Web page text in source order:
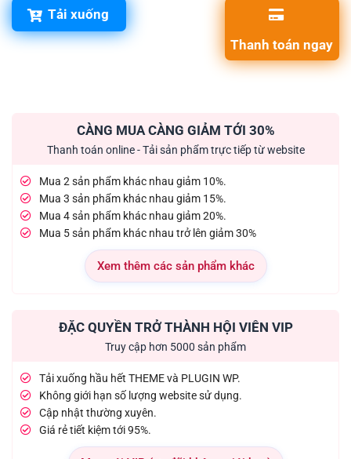
Tải xuống
Thanh toán ngay
CÀNG MUA CÀNG GIẢM TỚI 30%
Thanh toán online - Tải sản phẩm trực tiếp từ website
Mua 2 sản phẩm khác nhau giảm 10%.
Mua 3 sản phẩm khác nhau giảm 15%.
Mua 4 sản phẩm khác nhau giảm 20%.
Mua 5 sản phẩm khác nhau trở lên giảm 30%
Xem thêm các sản phẩm khác
ĐẶC QUYỀN TRỞ THÀNH HỘI VIÊN VIP
Truy cập hơn 5000 sản phẩm
Tải xuống hầu hết THEME và PLUGIN WP.
Không giới hạn số lượng website sử dụng.
Cập nhật thường xuyên.
Giá rẻ tiết kiệm tới 95%.